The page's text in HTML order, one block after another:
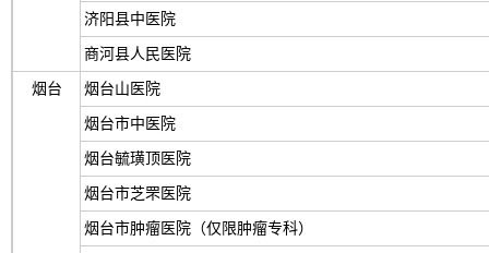
济阳县中医院
商河县人民医院
烟台
烟台山医院
烟台市中医院
烟台毓璜顶医院
烟台市芝罘医院
烟台市肿瘤医院（仅限肿瘤专科）